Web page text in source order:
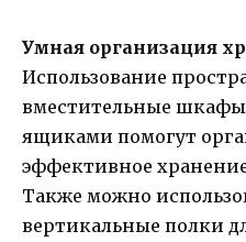
Умная организация
Использование
вместительные
ящиками помогут
эффективное
Также можно
вертикальные полки